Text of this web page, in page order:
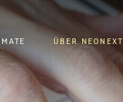
ÜBER NEONEXT